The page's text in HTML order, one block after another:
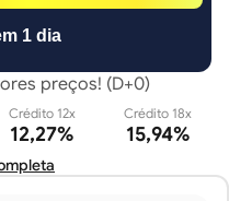
1 dia
preços! (D+0)
Crédito 12x
12,27%
Crédito 18x
15,94%